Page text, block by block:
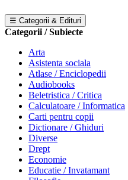
☰ Categorii & Edituri
Categorii / Subiecte
Arta
Asistenta sociala
Atlase / Enciclopedii
Audiobooks
Beletristica / Critica
Calculatoare / Informatica
Carti pentru copii
Dictionare / Ghiduri
Diverse
Drept
Economie
Educatie / Invatamant